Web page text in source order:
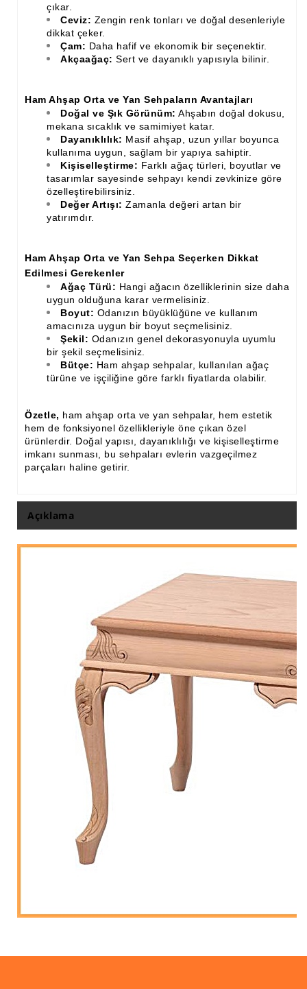
çıkar.
Ceviz: Zengin renk tonları ve doğal desenleriyle
dikkat çeker.
Çam: Daha hafif ve ekonomik bir seçenektir.
Akçaağaç: Sert ve dayanıklı yapısıyla bilinir.
Ham Ahşap Orta ve Yan Sehpaların Avantajları
Doğal ve Şık Görünüm: Ahşabın doğal dokusu,
mekana sıcaklık ve samimiyet katar.
Dayanıklılık: Masif ahşap, uzun yıllar boyunca
kullanıma uygun, sağlam bir yapıya sahiptir.
Kişiselleştirme: Farklı ağaç türleri, boyutlar ve
tasarımlar sayesinde sehpayı kendi zevkinize göre
özelleştirebilirsiniz.
Değer Artışı: Zamanla değeri artan bir
yatırımdır.
Ham Ahşap Orta ve Yan Sehpa Seçerken Dikkat
Edilmesi Gerekenler
Ağaç Türü: Hangi ağacın özelliklerinin size daha
uygun olduğuna karar vermelisiniz.
Boyut: Odanızın büyüklüğüne ve kullanım
amacınıza uygun bir boyut seçmelisiniz.
Şekil: Odanızın genel dekorasyonuyla uyumlu
bir şekil seçmelisiniz.
Bütçe: Ham ahşap sehpalar, kullanılan ağaç
türüne ve işçiliğine göre farklı fiyatlarda olabilir.
Özetle, ham ahşap orta ve yan sehpalar, hem estetik
hem de fonksiyonel özellikleriyle öne çıkan özel
ürünlerdir. Doğal yapısı, dayanıklılığı ve kişiselleştirme
imkanı sunması, bu sehpaları evlerin vazgeçilmez
parçaları haline getirir.
Açıklama